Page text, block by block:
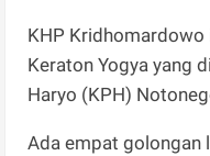
KHP
Keraton Yogya yang
Haryo (KPH)
Ada empat golongan